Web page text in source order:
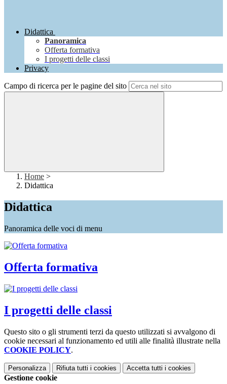
Didattica
Panoramica
Offerta formativa
I progetti delle classi
Privacy
Campo di ricerca per le pagine del sito
Home >
Didattica
Didattica
Panoramica delle voci di menu
Offerta formativa
I progetti delle classi
Questo sito o gli strumenti terzi da questo utilizzati si avvalgono di
cookie necessari al funzionamento ed utili alle finalità illustrate nella
COOKIE POLICY.
Personalizza Rifiuta tutti i cookies Accetta tutti i cookies
Gestione cookie